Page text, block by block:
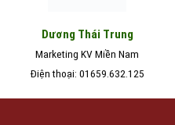
Dương Thái Trung
Marketing KV Miền Nam
Điện thoại: 01659.632.125